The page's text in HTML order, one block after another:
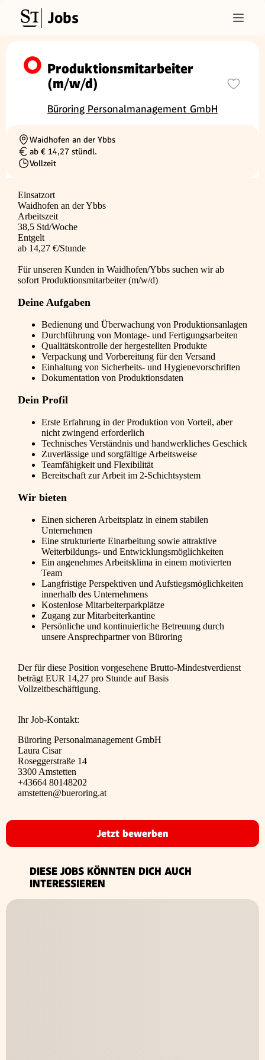
Jobs
Produktionsmitarbeiter
(m/w/d)
Büroring Personalmanagement GmbH
Ortschaft
Waidhofen an der Ybbs
Gehalt
ab € 14,27 stündl.
Beschäftigungsart
Vollzeit
Einsatzort
Waidhofen an der Ybbs
Arbeitszeit
38,5 Std/Woche
Entgelt
ab 14,27 €/Stunde
Für unseren Kunden in Waidhofen/Ybbs suchen wir ab
sofort Produktionsmitarbeiter (m/w/d)
Deine Aufgaben
Bedienung und Überwachung von Produktionsanlagen
Durchführung von Montage- und Fertigungsarbeiten
Qualitätskontrolle der hergestellten Produkte
Verpackung und Vorbereitung für den Versand
Einhaltung von Sicherheits- und Hygienevorschriften
Dokumentation von Produktionsdaten
Dein Profil
Erste Erfahrung in der Produktion von Vorteil, aber
nicht zwingend erforderlich
Technisches Verständnis und handwerkliches Geschick
Zuverlässige und sorgfältige Arbeitsweise
Teamfähigkeit und Flexibilität
Bereitschaft zur Arbeit im 2-Schichtsystem
Wir bieten
Einen sicheren Arbeitsplatz in einem stabilen
Unternehmen
Eine strukturierte Einarbeitung sowie attraktive
Weiterbildungs- und Entwicklungsmöglichkeiten
Ein angenehmes Arbeitsklima in einem motivierten
Team
Langfristige Perspektiven und Aufstiegsmöglichkeiten
innerhalb des Unternehmens
Kostenlose Mitarbeiterparkplätze
Zugang zur Mitarbeiterkantine
Persönliche und kontinuierliche Betreuung durch
unsere Ansprechpartner von Büroring
Der für diese Position vorgesehene Brutto-Mindestverdienst
beträgt EUR 14,27 pro Stunde auf Basis
Vollzeitbeschäftigung.
Ihr Job-Kontakt:
Büroring Personalmanagement GmbH
Laura Cisar
Roseggerstraße 14
3300 Amstetten
+43664 80148202
amstetten@bueroring.at
Jetzt bewerben
DIESE JOBS KÖNNTEN DICH AUCH
INTERESSIEREN